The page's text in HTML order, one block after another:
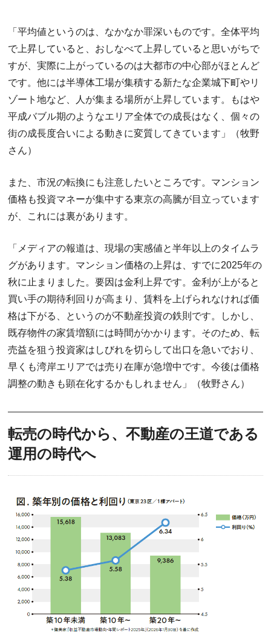
「平均値というのは、なかなか罪深いものです。全体平均
で上昇していると、おしなべて上昇していると思いがちで
すが、実際に上がっているのは大都市の中心部がほとんど
です。他には半導体工場が集積する新たな企業城下町やリ
ゾート地など、人が集まる場所が上昇しています。もはや
平成バブル期のようなエリア全体での成長はなく、個々の
街の成長度合いによる動きに変質してきています」（牧野
さん）
また、市況の転換にも注意したいところです。マンション
価格も投資マネーが集中する東京の高騰が目立っています
が、これには裏があります。
「メディアの報道は、現場の実感値と半年以上のタイムラ
グがあります。マンション価格の上昇は、すでに2025年の
秋に止まりました。要因は金利上昇です。金利が上がると
買い手の期待利回りが高まり、賃料を上げられなければ価
格は下がる、というのが不動産投資の鉄則です。しかし、
既存物件の家賃増額には時間がかかります。そのため、転
売益を狙う投資家はしびれを切らして出口を急いでおり、
早くも湾岸エリアでは売り在庫が急増中です。今後は価格
調整の動きも顕在化するかもしれません」（牧野さん）
転売の時代から、不動産の王道である
運用の時代へ